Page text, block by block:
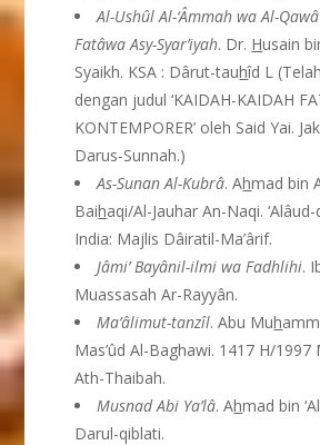
Al-Ushûl Al-‘Âmmah wa Al-
Fatâwa Asy-Syar’iyah. Dr. Husain
Syaikh. KSA : Dârut-tauhîd L
dengan judul ‘KAIDAH-KAIDAH
KONTEMPORER’ oleh Said Yai.
Darus-Sunnah.)
As-Sunan Al-Kubrâ. Ahmad bin
Baihaqi/Al-Jauhar An-Naqi.
India: Majlis Dâiratil-Ma’ârif.
Jâmi’ Bayânil-ilmi wa Fadhlihi.
Muassasah Ar-Rayyân.
Ma’âlimut-tanzîl. Abu Muh
Mas’ûd Al-Baghawi. 1417 H/1997
Ath-Thaibah.
Musnad Abi Ya’lâ. Ahmad bin
Darul-qiblati.